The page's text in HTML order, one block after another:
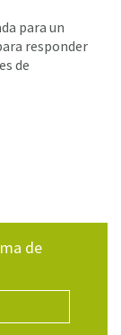
para un
responder
de
de